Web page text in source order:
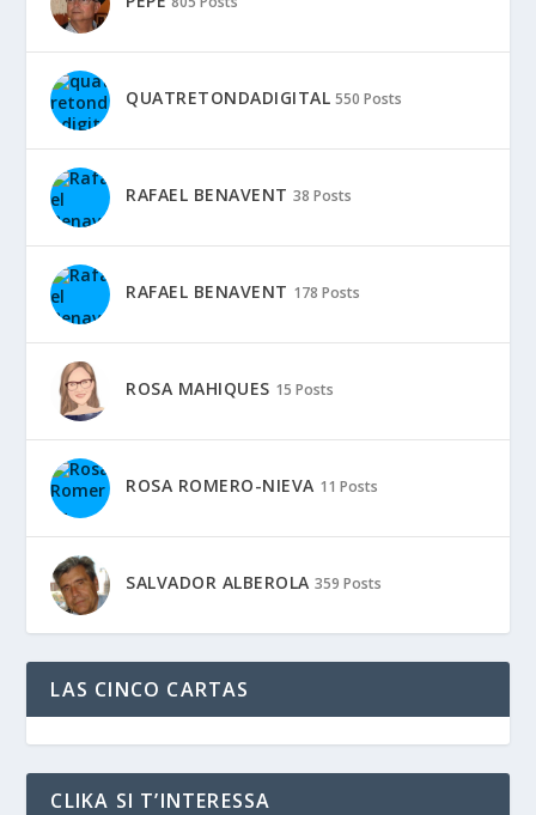
QUATRETONDADIGITAL 550 Posts
RAFAEL BENAVENT 38 Posts
RAFAEL BENAVENT 178 Posts
ROSA MAHIQUES 15 Posts
ROSA ROMERO-NIEVA 11 Posts
SALVADOR ALBEROLA 359 Posts
LAS CINCO CARTAS
CLIKA SI T’INTERESSA